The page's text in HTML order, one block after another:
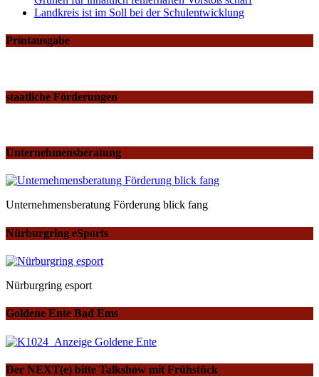
Landkreis ist im Soll bei der Schulentwicklung
Printausgabe
staatliche Förderungen
Unternehmensberatung
Unternehmensberatung Förderung blick fang
Nürburgring eSports
Nürburgring esport
Goldene Ente Bad Ems
Der NEXT(e) bitte Talkshow mit Frühstück